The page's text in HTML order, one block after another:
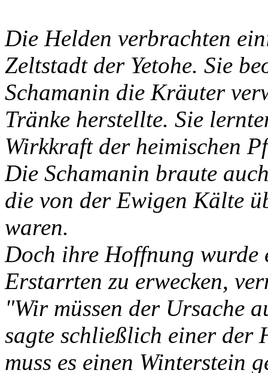
Die Helden verbrachten
Zeltstadt der Yetohe. Sie
Schamanin die Kräuter
Tränke herstellte. Sie
Wirkkraft der heimischen
Die Schamanin braute
die von der Ewigen Kälte
waren.
Doch ihre Hoffnung wurde
Erstarrten zu erwecken,
"Wir müssen der Ursache
sagte schließlich einer der
muss es einen Winterstein